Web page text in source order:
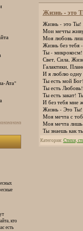
Ата"
кто
есть
Жизнь - это
Жизнь - это Ты!
Мои мечты
Моя любовь
Жизнь без
Ты - микрокосм!
Свет, Сила,
Галактики,
И я люблю одну
Ты есть мой
Ты есть
Ты есть закат!
И без тебя мне
Жизнь - Это
Моя мечта с
Моя мечта
Ты знаешь как
Категория: Стихи,